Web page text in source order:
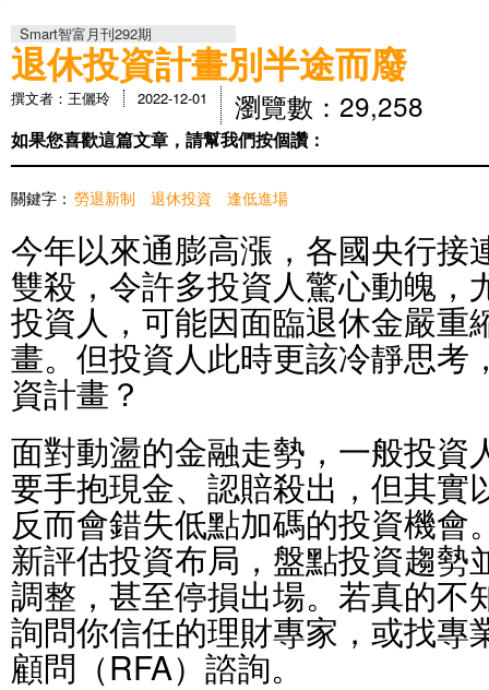
Smart智富月刊292期
退休投資計畫別半途而廢
撰文者：王儷玲 2022-12-01 瀏覽數：29,258
如果您喜歡這篇文章，請幫我們按個讚：
關鍵字： 勞退新制 退休投資 逢低進場
今年以來通膨高漲，各國央行接
雙殺，令許多投資人驚心動魄，
投資人，可能因面臨退休金嚴重
畫。但投資人此時更該冷靜思考
資計畫？
面對動盪的金融走勢，一般投資
要手抱現金、認賠殺出，但其實
反而會錯失低點加碼的投資機會
新評估投資布局，盤點投資趨勢
調整，甚至停損出場。若真的不
詢問你信任的理財專家，或找專
顧問（RFA）諮詢。